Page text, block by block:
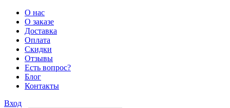
О нас
О заказе
Доставка
Оплата
Скидки
Отзывы
Есть вопрос?
Блог
Контакты
Вход